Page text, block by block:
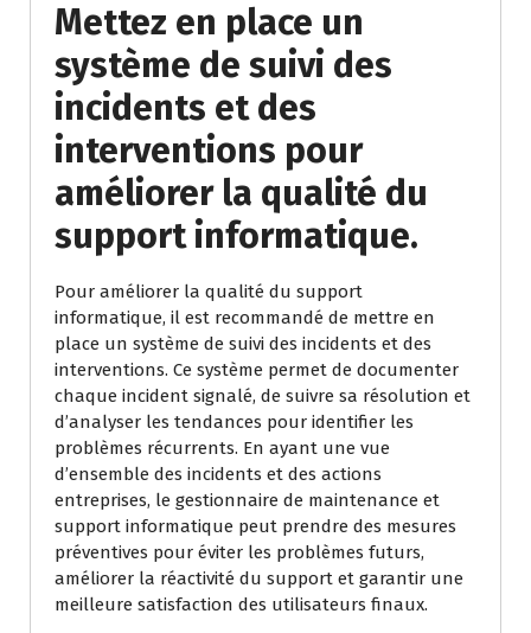
Mettez en place un
système de suivi des
incidents et des
interventions pour
améliorer la qualité du
support informatique.
Pour améliorer la qualité du support
informatique, il est recommandé de mettre en
place un système de suivi des incidents et des
interventions. Ce système permet de documenter
chaque incident signalé, de suivre sa résolution et
d’analyser les tendances pour identifier les
problèmes récurrents. En ayant une vue
d’ensemble des incidents et des actions
entreprises, le gestionnaire de maintenance et
support informatique peut prendre des mesures
préventives pour éviter les problèmes futurs,
améliorer la réactivité du support et garantir une
meilleure satisfaction des utilisateurs finaux.